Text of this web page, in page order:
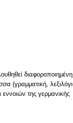
διαφοροποιημένη
(γραμματική,
της γερμανικής